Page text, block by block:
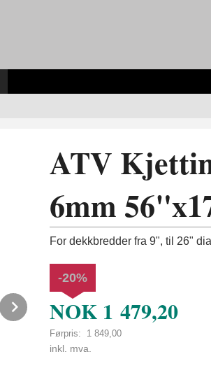
Next
ATV
6mm
For dekkbredder fra 9", til 26"
NOK 1 479,20
Førpris: 1 849,00
Rabatt
-20%
inkl. mva.